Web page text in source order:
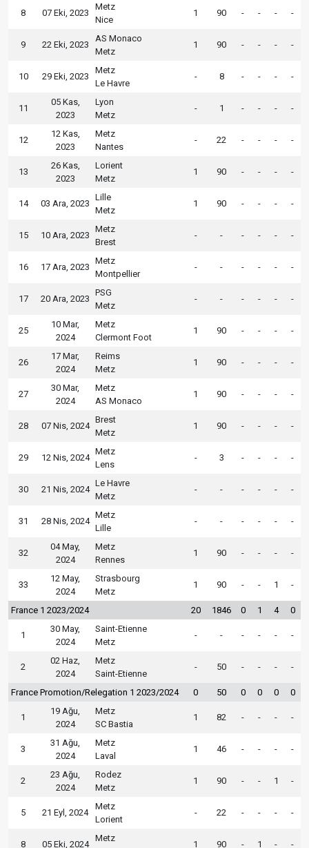
8 07 Eki, 2023
Metz
Nice
1 90 - - - -
9 22 Eki, 2023
AS Monaco
Metz
1 90 - - - -
10 29 Eki, 2023
Metz
Le Havre
- 8 - - - -
11
05 Kas,
2023
Lyon
Metz
- 1 - - - -
12
12 Kas,
2023
Metz
Nantes
- 22 - - - -
13
26 Kas,
2023
Lorient
Metz
1 90 - - - -
14 03 Ara, 2023
Lille
Metz
1 90 - - - -
15 10 Ara, 2023
Metz
Brest
- - - - - -
16 17 Ara, 2023
Metz
Montpellier
- - - - - -
17 20 Ara, 2023
PSG
Metz
- - - - - -
25
10 Mar,
2024
Metz
Clermont Foot
1 90 - - - -
26
17 Mar,
2024
Reims
Metz
1 90 - - - -
27
30 Mar,
2024
Metz
AS Monaco
1 90 - - - -
28 07 Nis, 2024
Brest
Metz
1 90 - - - -
29 12 Nis, 2024
Metz
Lens
- 3 - - - -
30 21 Nis, 2024
Le Havre
Metz
- - - - - -
31 28 Nis, 2024
Metz
Lille
- - - - - -
32
04 May,
2024
Metz
Rennes
1 90 - - - -
33
12 May,
2024
Strasbourg
Metz
1 90 - - 1 -
France 1 2023/2024 20 1846 0 1 4 0
1
30 May,
2024
Saint-Etienne
Metz
- - - - - -
2
02 Haz,
2024
Metz
Saint-Etienne
- 50 - - - -
France Promotion/Relegation 1 2023/2024 0 50 0 0 0 0
1
19 Ağu,
2024
Metz
SC Bastia
1 82 - - - -
3
31 Ağu,
2024
Metz
Laval
1 46 - - - -
2
23 Ağu,
2024
Rodez
Metz
1 90 - - 1 -
5 21 Eyl, 2024
Metz
Lorient
- 22 - - - -
8 05 Eki, 2024
Metz
1 90 - 1 - -